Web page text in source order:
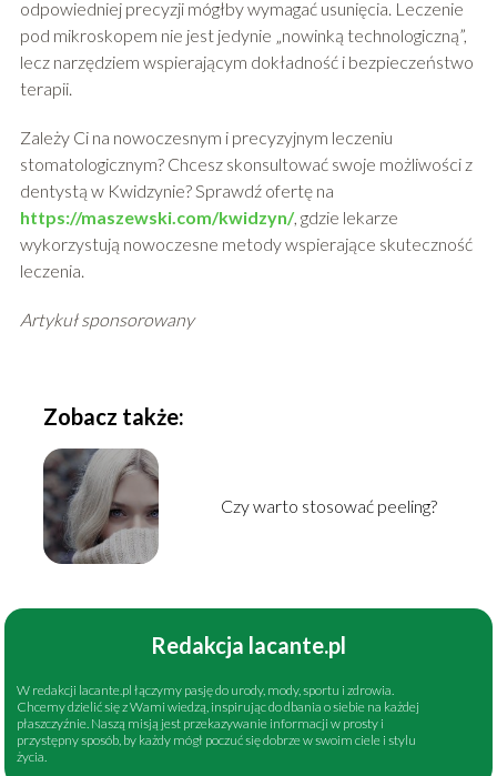
odpowiedniej precyzji mógłby wymagać usunięcia. Leczenie
pod mikroskopem nie jest jedynie „nowinką technologiczną”,
lecz narzędziem wspierającym dokładność i bezpieczeństwo
terapii.
Zależy Ci na nowoczesnym i precyzyjnym leczeniu
stomatologicznym? Chcesz skonsultować swoje możliwości z
dentystą w Kwidzynie? Sprawdź ofertę na
https://maszewski.com/kwidzyn/, gdzie lekarze
wykorzystują nowoczesne metody wspierające skuteczność
leczenia.
Artykuł sponsorowany
Zobacz także:
Czy warto stosować peeling?
Redakcja lacante.pl
W redakcji lacante.pl łączymy pasję do urody, mody, sportu i zdrowia.
Chcemy dzielić się z Wami wiedzą, inspirując do dbania o siebie na każdej
płaszczyźnie. Naszą misją jest przekazywanie informacji w prosty i
przystępny sposób, by każdy mógł poczuć się dobrze w swoim ciele i stylu
życia.